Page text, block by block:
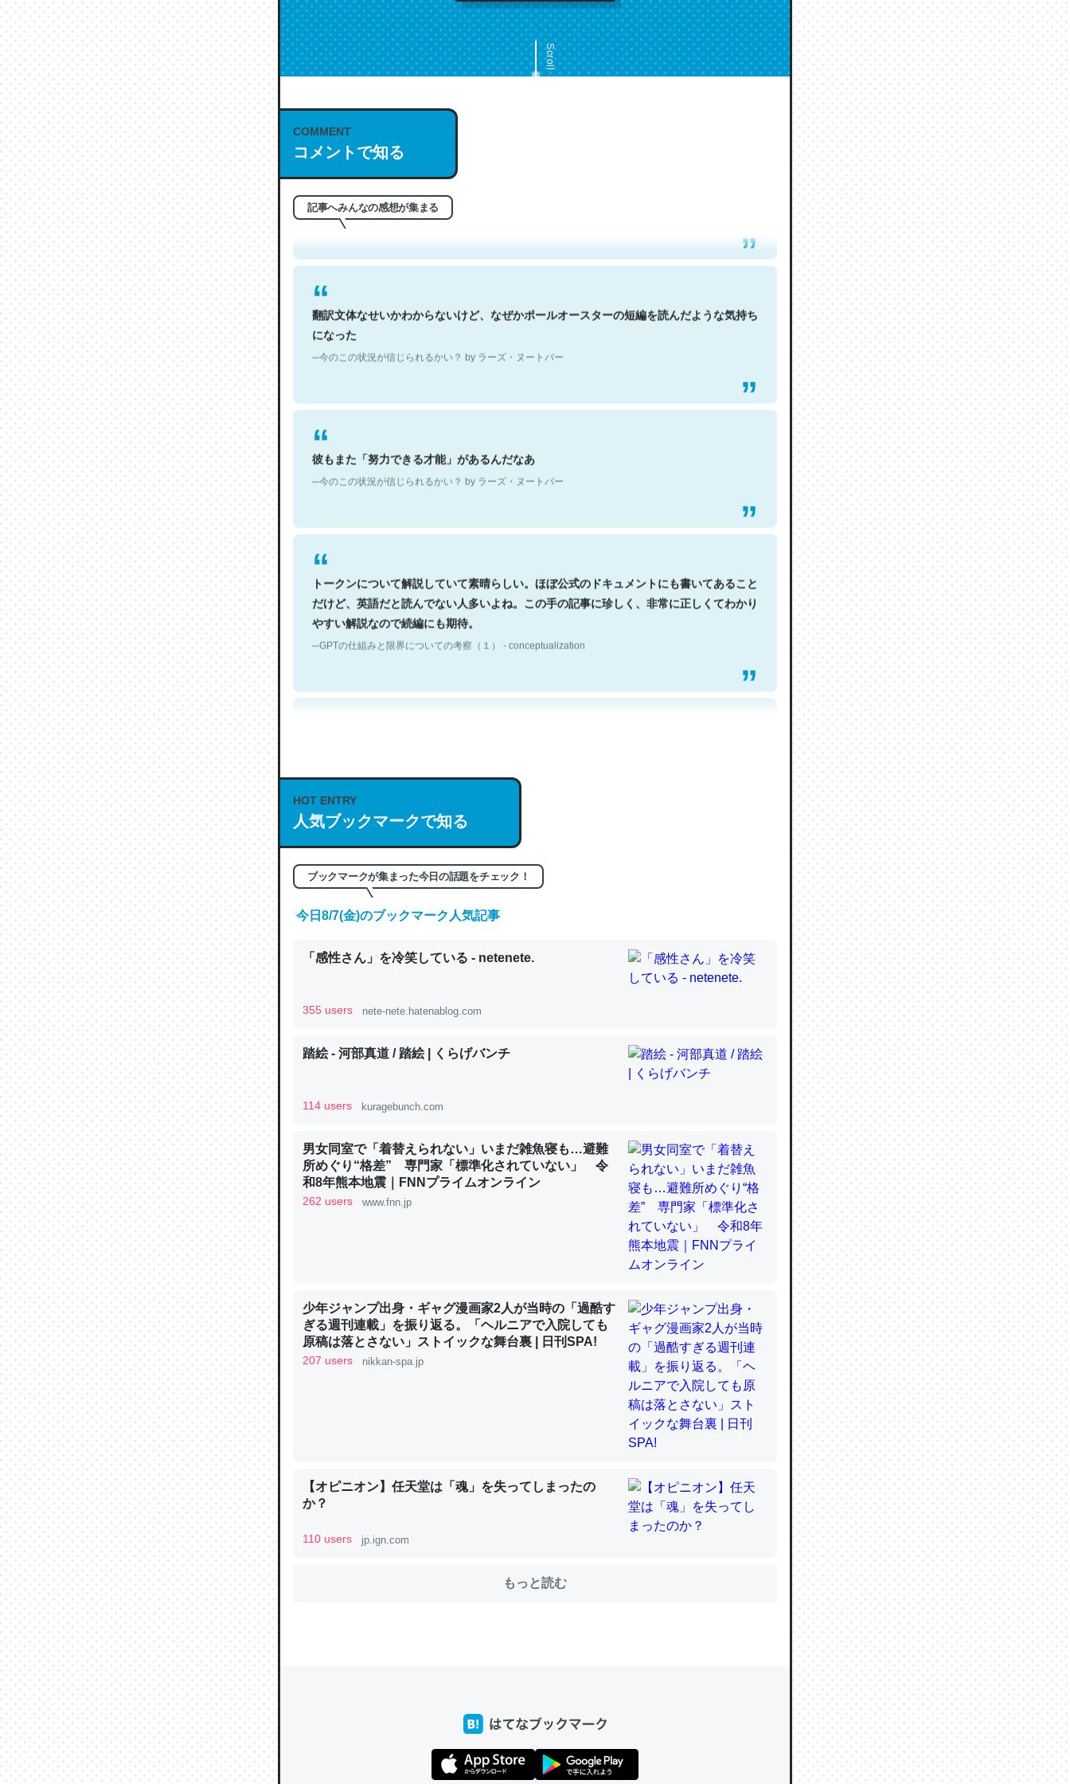
Scroll
COMMENT
コメントで知る
記事へみんなの感想が集まる
これは名文。彼はとてもクレバーなんだろうなと凄く思う。英語少しでも読める人は原文
もお勧め。自分はこの流れ好き。Let’s Fucking Go. Then Covid hit. Shit.
─今のこの状況が信じられるかい？ by ラーズ・ヌートバー
翻訳文体なせいかわからないけど、なぜかポールオースターの短編を読んだような気持ち
になった
─今のこの状況が信じられるかい？ by ラーズ・ヌートバー
彼もまた「努力できる才能」があるんだなあ
─今のこの状況が信じられるかい？ by ラーズ・ヌートバー
トークンについて解説していて素晴らしい。ほぼ公式のドキュメントにも書いてあること
だけど、英語だと読んでない人多いよね。この手の記事に珍しく、非常に正しくてわかり
やすい解説なので続編にも期待。
─GPTの仕組みと限界についての考察（１） - conceptualization
これは良記事。32768トークンだと英語小説100ページ分くらい。小説でいう「ずっと前
の伏線」は回収されないけど、短期記憶というには多い分量。進化すればするほど分かり
やすく強くなりそう
の600分の1程度。
─ニュース :: 【研究発表】昆虫学の大問題＝「昆虫はなぜ海にいないのか」に関する新仮説
論文では「淡水はカルシウムも酸素も不足してて両方に不利だから両方が拮抗してるので
は」とあって面白い。海にいる鋏角類（カブトガニ・ウミグモ）はカルシウムを使わずキ
─ニュース :: 【研究発表】昆虫学の大問題＝「昆虫はなぜ海にいないのか」に関する新仮説
これを元に考えるとカルシウムを大量に使う脊椎動物と貝類は苦労してるんだな…。腹足
類だと殻を無くしてナメクジになったり努力してるし。
─ニュース :: 【研究発表】昆虫学の大問題＝「昆虫はなぜ海にいないのか」に関する新仮説
ウチもEchoを実家に置いて４年。でたまに覗いてる。ぼちぼちRingも置こうかと画策
中。あと、Googleマップで位置情報を共有してる。電池残量や充電中かが分かるのでこ
─たまにLINEするくらいだった遠方の父67歳と僕。ITツール導入でコミュニケーションが劇的に変化し
HOT ENTRY
人気ブックマークで知る
ブックマークが集まった今日の話題をチェック！
今日8/7(金)のブックマーク人気記事
「感性さん」を冷笑している - netenete.
355 users nete-nete.hatenablog.com
踏絵 - 河部真道 / 踏絵 | くらげバンチ
114 users kuragebunch.com
男女同室で「着替えられない」いまだ雑魚寝も…避難
所めぐり“格差” 専門家「標準化されていない」 令
和8年熊本地震｜FNNプライムオンライン
262 users www.fnn.jp
少年ジャンプ出身・ギャグ漫画家2人が当時の「過酷す
ぎる週刊連載」を振り返る。「ヘルニアで入院しても
原稿は落とさない」ストイックな舞台裏 | 日刊SPA!
207 users nikkan-spa.jp
【オピニオン】任天堂は「魂」を失ってしまったの
か？
110 users jp.ign.com
もっと読む